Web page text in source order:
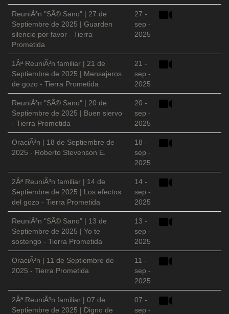
ReuniÃ³n "SÃ© Sano" | 27 de
Septiembre de 2025 | Guarden
silencio por favor - Tierra
Prometida
27 -
sep -
2025
1Âª ReuniÃ³n familiar | 21 de
Septiembre de 2025 | Mensajeros
de gozo - Tierra Prometida
21 -
sep -
2025
ReuniÃ³n "SÃ© Sano" | 20 de
Septiembre de 2025 | Buen siervo
- Tierra Prometida
20 -
sep -
2025
OraciÃ³n | 18 de Septiembre de
2025 - Roberto Stevenson E.
18 -
sep -
2025
2Âª ReuniÃ³n familiar | 14 de
Septiembre de 2025 | Los efectos
del gozo - Tierra Prometida
14 -
sep -
2025
ReuniÃ³n "SÃ© Sano" | 13 de
Septiembre de 2025 | Yo te
sostengo - Tierra Prometida
13 -
sep -
2025
OraciÃ³n | 11 de Septiembre de
2025 - Tierra Prometida
11 -
sep -
2025
2Âª ReuniÃ³n familiar | 07 de
Septiembre de 2025 | Digno de
07 -
sep -